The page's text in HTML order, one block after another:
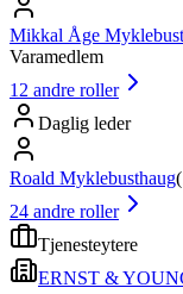
Mikkal Åge
Varamedlem
12 andre roller
Daglig leder
Roald Myklebusthaug(
24 andre roller
Tjenesteytere
ERNST &